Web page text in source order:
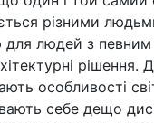
різними
людей з певним
особливості
себе дещо